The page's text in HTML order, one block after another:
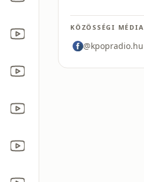
KÖZÖSSÉGI MÉDIA
@kpopradio.hu